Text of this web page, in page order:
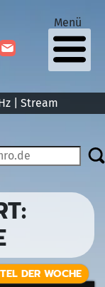
| Stream
Menü
DER WOCHE